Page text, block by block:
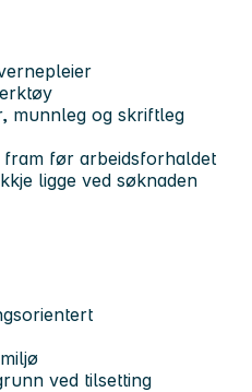
munnleg og skriftleg
fram før arbeidsforhaldet
ligge ved søknaden
ved tilsetting